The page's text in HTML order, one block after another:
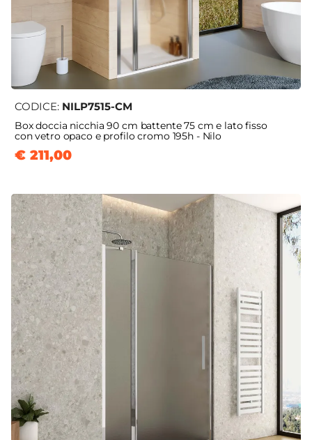
CODICE: NILP7515-CM
Box doccia nicchia 90 cm battente 75 cm e lato fisso
con vetro opaco e profilo cromo 195h - Nilo
€ 211,00